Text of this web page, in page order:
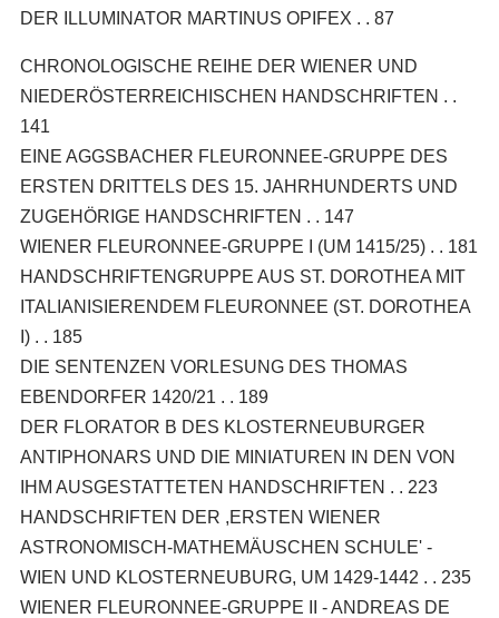
DER ILLUMINATOR MARTINUS OPIFEX . . 87
CHRONOLOGISCHE REIHE DER WIENER UND
NIEDERÖSTERREICHISCHEN HANDSCHRIFTEN . .
141
EINE AGGSBACHER FLEURONNEE-GRUPPE DES
ERSTEN DRITTELS DES 15. JAHRHUNDERTS UND
ZUGEHÖRIGE HANDSCHRIFTEN . . 147
WIENER FLEURONNEE-GRUPPE I (UM 1415/25) . . 181
HANDSCHRIFTENGRUPPE AUS ST. DOROTHEA MIT
ITALIANISIERENDEM FLEURONNEE (ST. DOROTHEA
I) . . 185
DIE SENTENZEN VORLESUNG DES THOMAS
EBENDORFER 1420/21 . . 189
DER FLORATOR B DES KLOSTERNEUBURGER
ANTIPHONARS UND DIE MINIATUREN IN DEN VON
IHM AUSGESTATTETEN HANDSCHRIFTEN . . 223
HANDSCHRIFTEN DER ,ERSTEN WIENER
ASTRONOMISCH-MATHEMÄUSCHEN SCHULE' -
WIEN UND KLOSTERNEUBURG, UM 1429-1442 . . 235
WIENER FLEURONNEE-GRUPPE II - ANDREAS DE